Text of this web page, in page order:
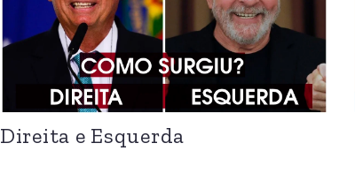
Direita e Esquerda